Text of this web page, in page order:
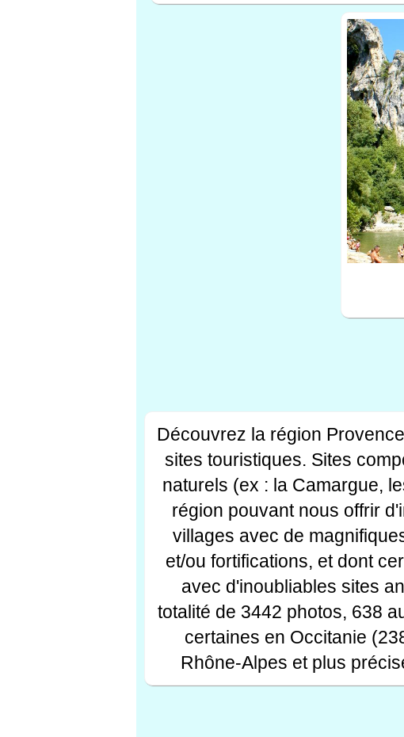
Découvrez la région
sites touristiques. Sites
naturels (ex : la Camargue,
région pouvant nous offrir
villages avec de
et/ou fortifications, et dont
avec d'inoubliables sites
totalité de 3442 photos, 638
certaines en Occitanie
Rhône-Alpes et plus